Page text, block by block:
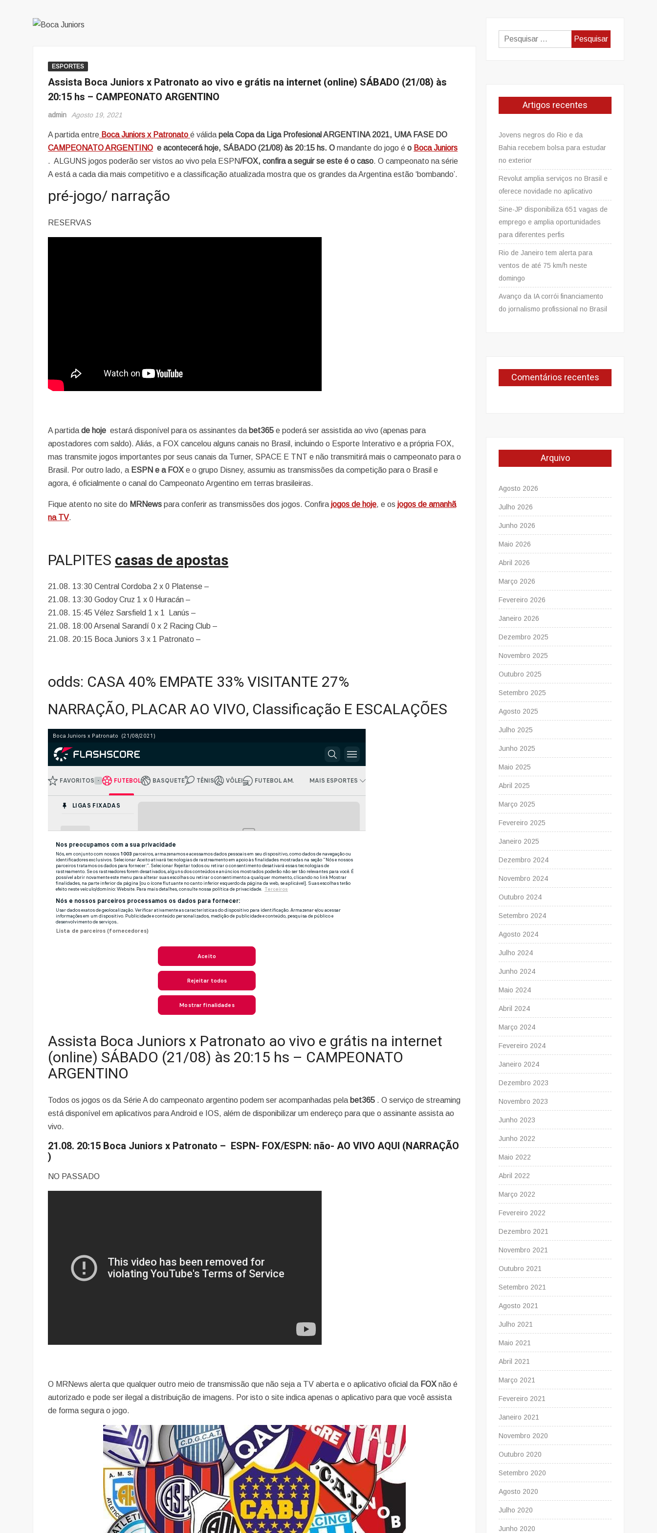
ESPORTES
Assista Boca Juniors x Patronato ao vivo e grátis na internet (online) SÁBADO (21/08) às
20:15 hs – CAMPEONATO ARGENTINO
admin Agosto 19, 2021
A partida entre Boca Juniors x Patronatoé válida pela Copa da Liga Profesional ARGENTINA 2021, UMA FASE DO
CAMPEONATO ARGENTINO e acontecerá hoje, SÁBADO (21/08) às 20:15 hs. O mandante do jogo éo Boca Juniors
. ALGUNS jogos poderão ser vistos ao vivo pela ESPN/FOX, confira a seguir se este é o caso. O campeonato na série
A está a cada dia mais competitivo e a classificação atualizada mostra que os grandes da Argentina estão ‘bombando’.
pré-jogo/ narração
RESERVAS
A partida de hoje estará disponível para os assinantes da bet365e poderá ser assistida ao vivo (apenas para
apostadores com saldo). Aliás, a FOX cancelou alguns canais no Brasil, incluindo o Esporte Interativo e a própria FOX,
mas transmite jogos importantes por seus canais da Turner, SPACE E TNT e não transmitirá mais o campeonato para o
Brasil. Por outro lado, a ESPN e a FOX e o grupo Disney, assumiu as transmissões da competição para o Brasil e
agora, é oficialmente o canal do Campeonato Argentino em terras brasileiras.
Fique atento no site do MRNews para conferir as transmissões dos jogos. Confirajogos de hoje, e osjogos de amanhã
na TV.
PALPITEScasas de apostas
21.08. 13:30 Central Cordoba 2 x 0 Platense –
21.08. 13:30 Godoy Cruz 1 x 0 Huracán –
21.08. 15:45 Vélez Sarsfield 1 x 1 Lanús –
21.08. 18:00 Arsenal Sarandí 0 x 2 Racing Club –
21.08. 20:15 Boca Juniors 3 x 1 Patronato –
odds: CASA 40% EMPATE 33% VISITANTE 27%
NARRAÇÃO, PLACAR AO VIVO, Classificação E ESCALAÇÕES
Assista Boca Juniors x Patronato ao vivo e grátis na internet
(online) SÁBADO (21/08) às 20:15 hs – CAMPEONATO
ARGENTINO
Todos os jogos os da Série A do campeonato argentino podem ser acompanhadas pela bet365 . O serviço de streaming
está disponível em aplicativos para Android e IOS, além de disponibilizar um endereço para que o assinante assista ao
vivo.
21.08. 20:15 Boca Juniors x Patronato – ESPN- FOX/ESPN: não- AO VIVO AQUI (NARRAÇÃO
)
NO PASSADO
O MRNews alerta que qualquer outro meio de transmissão que não seja a TV aberta e o aplicativo oficial da FOX não é
autorizado e pode ser ilegal a distribuição de imagens. Por isto o site indica apenas o aplicativo para que você assista
de forma segura o jogo.
Pesquisar
por:
Artigos recentes
Jovens negros do Rio e da
Bahia recebem bolsa para estudar
no exterior
Revolut amplia serviços no Brasil e
oferece novidade no aplicativo
Sine-JP disponibiliza 651 vagas de
emprego e amplia oportunidades
para diferentes perfis
Rio de Janeiro tem alerta para
ventos de até 75 km/h neste
domingo
Avanço da IA corrói financiamento
do jornalismo profissional no Brasil
Comentários recentes
Arquivo
Agosto 2026
Julho 2026
Junho 2026
Maio 2026
Abril 2026
Março 2026
Fevereiro 2026
Janeiro 2026
Dezembro 2025
Novembro 2025
Outubro 2025
Setembro 2025
Agosto 2025
Julho 2025
Junho 2025
Maio 2025
Abril 2025
Março 2025
Fevereiro 2025
Janeiro 2025
Dezembro 2024
Novembro 2024
Outubro 2024
Setembro 2024
Agosto 2024
Julho 2024
Junho 2024
Maio 2024
Abril 2024
Março 2024
Fevereiro 2024
Janeiro 2024
Dezembro 2023
Novembro 2023
Junho 2023
Junho 2022
Maio 2022
Abril 2022
Março 2022
Fevereiro 2022
Dezembro 2021
Novembro 2021
Outubro 2021
Setembro 2021
Agosto 2021
Julho 2021
Maio 2021
Abril 2021
Março 2021
Fevereiro 2021
Janeiro 2021
Novembro 2020
Outubro 2020
Setembro 2020
Agosto 2020
Julho 2020
Junho 2020